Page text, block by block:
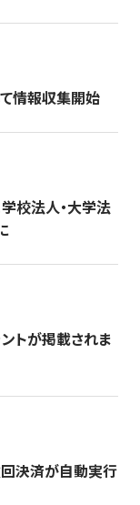
情報収集開始
校法人・大学法
トが掲載されま
決済が自動実行